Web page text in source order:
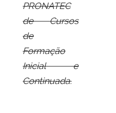
PRONATEC
de Cursos
de
Formação
Inicial e
Continuada.